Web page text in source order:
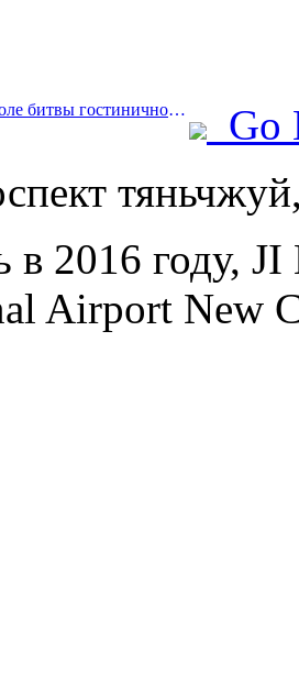
Prev:Следующее поле битвы гостиничной индустрии — это гены экологичной мебели.
Go
в 2016 году,
Airport New